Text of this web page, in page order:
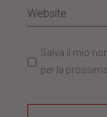
Salva il mio
per la